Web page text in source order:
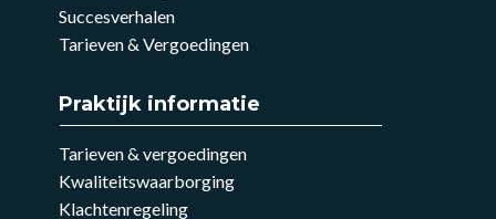
Succesverhalen
Tarieven & Vergoedingen
Praktijk informatie
Tarieven & vergoedingen
Kwaliteitswaarborging
Klachtenregeling